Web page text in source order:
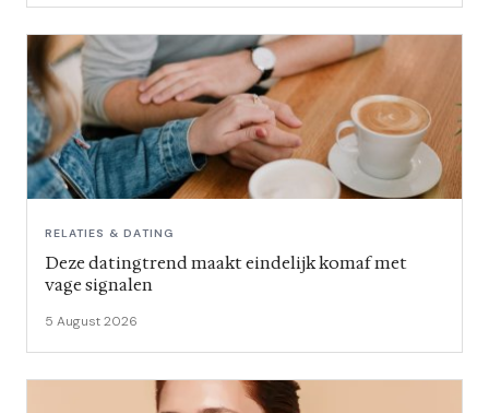
RELATIES & DATING
Deze datingtrend maakt eindelijk komaf met
vage signalen
5 August 2026